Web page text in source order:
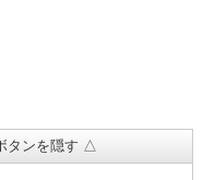
タンを隠す △